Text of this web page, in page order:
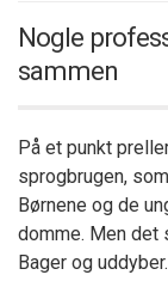
Nogle
sammen
På et punkt
sprogbrugen,
Børnene og de
domme. Men det
Bager og uddyber.